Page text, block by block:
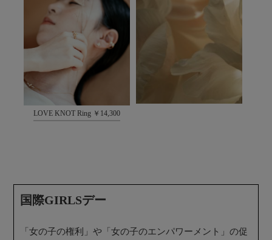
LOVE KNOT Ring ￥14,300
国際GIRLSデー
「女の子の権利」や「女の子のエンパワーメント」の促